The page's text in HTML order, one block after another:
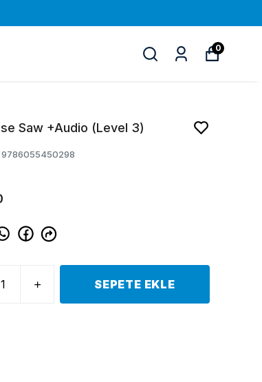
0
Saw +Audio (Level 3)
9786055450298
SEPETE EKLE